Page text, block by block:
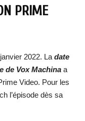
PRIME
2022. La date
de Vox Machina a
Video. Pour les
l’épisode dès sa